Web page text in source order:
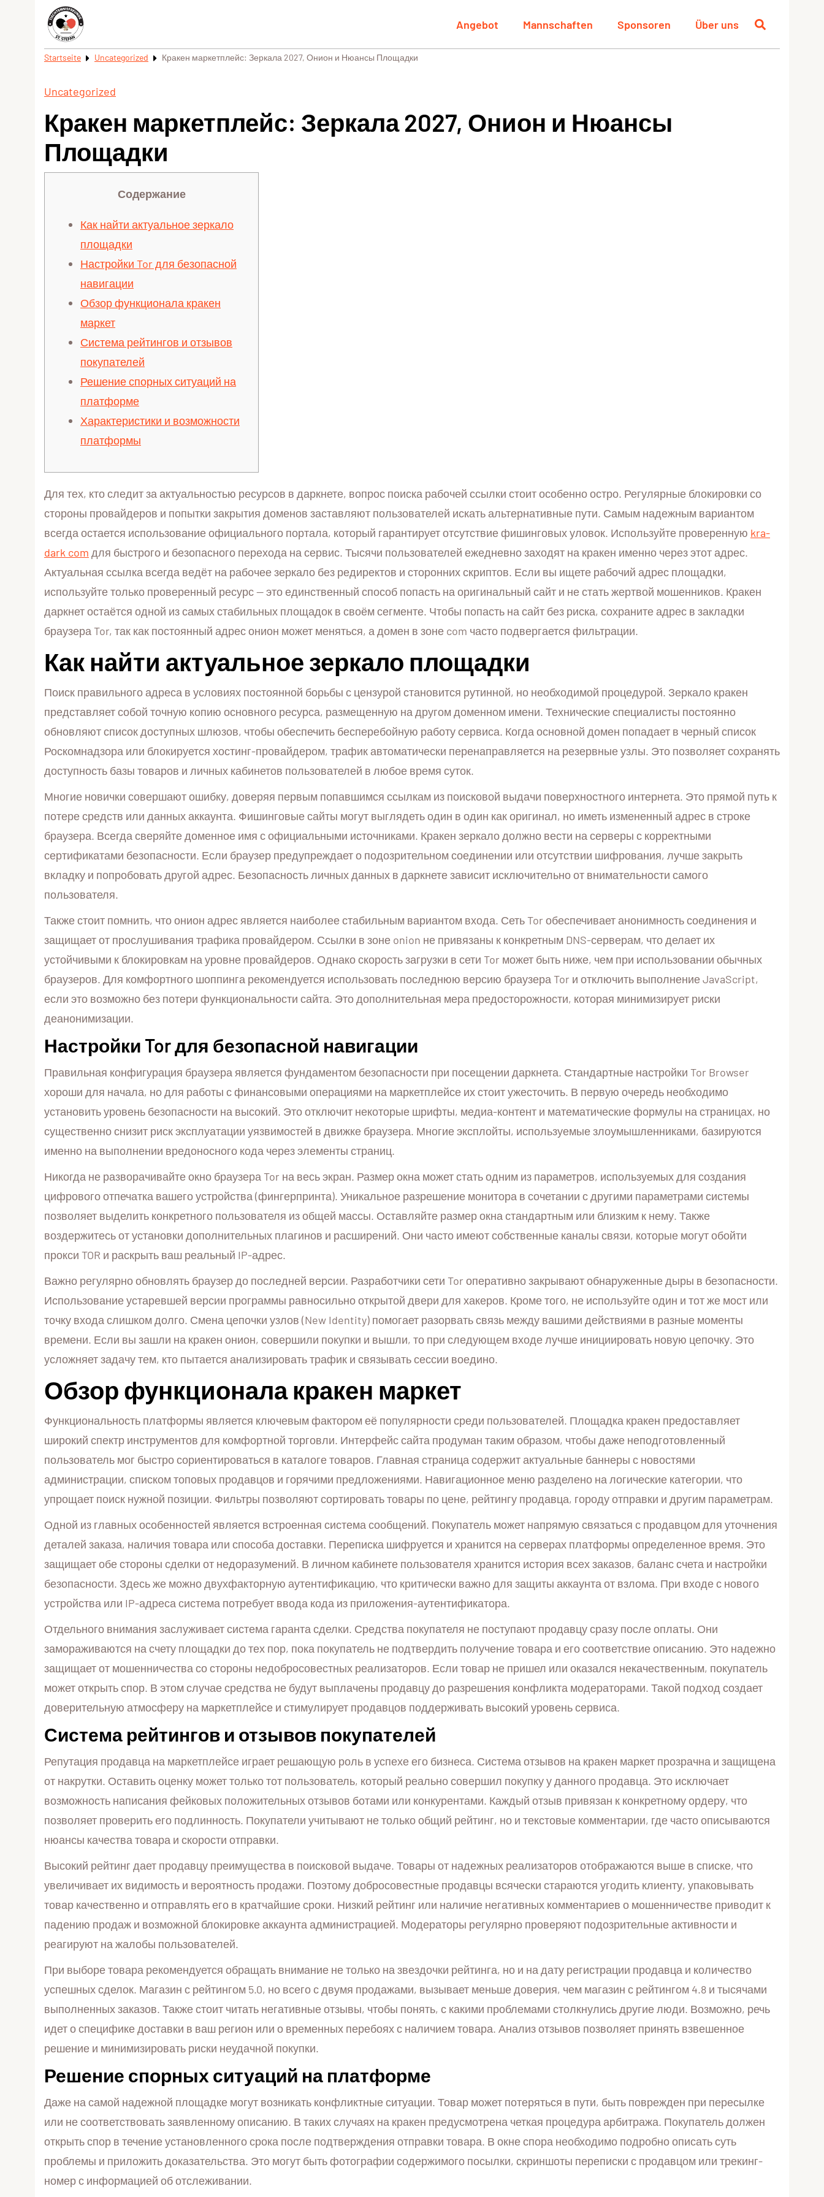
Angebot Mannschaften Sponsoren Über uns
Startseite Uncategorized Кракен маркетплейс: Зеркала 2027, Онион и Нюансы Площадки
Uncategorized
Кракен маркетплейс: Зеркала 2027, Онион и Нюансы
Площадки
Содержание
Как найти актуальное зеркало
площадки
Настройки Tor для безопасной
навигации
Обзор функционала кракен
маркет
Система рейтингов и отзывов
покупателей
Решение спорных ситуаций на
платформе
Характеристики и возможности
платформы
Для тех, кто следит за актуальностью ресурсов в даркнете, вопрос поиска рабочей ссылки стоит особенно остро. Регулярные блокировки со
стороны провайдеров и попытки закрытия доменов заставляют пользователей искать альтернативные пути. Самым надежным вариантом
всегда остается использование официального портала, который гарантирует отсутствие фишинговых уловок. Используйте проверенную kra-
dark com для быстрого и безопасного перехода на сервис. Тысячи пользователей ежедневно заходят на кракен именно через этот адрес.
Актуальная ссылка всегда ведёт на рабочее зеркало без редиректов и сторонних скриптов. Если вы ищете рабочий адрес площадки,
используйте только проверенный ресурс — это единственный способ попасть на оригинальный сайт и не стать жертвой мошенников. Кракен
даркнет остаётся одной из самых стабильных площадок в своём сегменте. Чтобы попасть на сайт без риска, сохраните адрес в закладки
браузера Tor, так как постоянный адрес онион может меняться, а домен в зоне com часто подвергается фильтрации.
Как найти актуальное зеркало площадки
Поиск правильного адреса в условиях постоянной борьбы с цензурой становится рутинной, но необходимой процедурой. Зеркало кракен
представляет собой точную копию основного ресурса, размещенную на другом доменном имени. Технические специалисты постоянно
обновляют список доступных шлюзов, чтобы обеспечить бесперебойную работу сервиса. Когда основной домен попадает в черный список
Роскомнадзора или блокируется хостинг-провайдером, трафик автоматически перенаправляется на резервные узлы. Это позволяет сохранять
доступность базы товаров и личных кабинетов пользователей в любое время суток.
Многие новички совершают ошибку, доверяя первым попавшимся ссылкам из поисковой выдачи поверхностного интернета. Это прямой путь к
потере средств или данных аккаунта. Фишинговые сайты могут выглядеть один в один как оригинал, но иметь измененный адрес в строке
браузера. Всегда сверяйте доменное имя с официальными источниками. Кракен зеркало должно вести на серверы с корректными
сертификатами безопасности. Если браузер предупреждает о подозрительном соединении или отсутствии шифрования, лучше закрыть
вкладку и попробовать другой адрес. Безопасность личных данных в даркнете зависит исключительно от внимательности самого
пользователя.
Также стоит помнить, что онион адрес является наиболее стабильным вариантом входа. Сеть Tor обеспечивает анонимность соединения и
защищает от прослушивания трафика провайдером. Ссылки в зоне onion не привязаны к конкретным DNS-серверам, что делает их
устойчивыми к блокировкам на уровне провайдеров. Однако скорость загрузки в сети Tor может быть ниже, чем при использовании обычных
браузеров. Для комфортного шоппинга рекомендуется использовать последнюю версию браузера Tor и отключить выполнение JavaScript,
если это возможно без потери функциональности сайта. Это дополнительная мера предосторожности, которая минимизирует риски
деанонимизации.
Настройки Tor для безопасной навигации
Правильная конфигурация браузера является фундаментом безопасности при посещении даркнета. Стандартные настройки Tor Browser
хороши для начала, но для работы с финансовыми операциями на маркетплейсе их стоит ужесточить. В первую очередь необходимо
установить уровень безопасности на высокий. Это отключит некоторые шрифты, медиа-контент и математические формулы на страницах, но
существенно снизит риск эксплуатации уязвимостей в движке браузера. Многие эксплойты, используемые злоумышленниками, базируются
именно на выполнении вредоносного кода через элементы страниц.
Никогда не разворачивайте окно браузера Tor на весь экран. Размер окна может стать одним из параметров, используемых для создания
цифрового отпечатка вашего устройства (фингерпринта). Уникальное разрешение монитора в сочетании с другими параметрами системы
позволяет выделить конкретного пользователя из общей массы. Оставляйте размер окна стандартным или близким к нему. Также
воздержитесь от установки дополнительных плагинов и расширений. Они часто имеют собственные каналы связи, которые могут обойти
прокси TOR и раскрыть ваш реальный IP-адрес.
Важно регулярно обновлять браузер до последней версии. Разработчики сети Tor оперативно закрывают обнаруженные дыры в безопасности.
Использование устаревшей версии программы равносильно открытой двери для хакеров. Кроме того, не используйте один и тот же мост или
точку входа слишком долго. Смена цепочки узлов (New Identity) помогает разорвать связь между вашими действиями в разные моменты
времени. Если вы зашли на кракен онион, совершили покупки и вышли, то при следующем входе лучше инициировать новую цепочку. Это
усложняет задачу тем, кто пытается анализировать трафик и связывать сессии воедино.
Обзор функционала кракен маркет
Функциональность платформы является ключевым фактором её популярности среди пользователей. Площадка кракен предоставляет
широкий спектр инструментов для комфортной торговли. Интерфейс сайта продуман таким образом, чтобы даже неподготовленный
пользователь мог быстро сориентироваться в каталоге товаров. Главная страница содержит актуальные баннеры с новостями
администрации, списком топовых продавцов и горячими предложениями. Навигационное меню разделено на логические категории, что
упрощает поиск нужной позиции. Фильтры позволяют сортировать товары по цене, рейтингу продавца, городу отправки и другим параметрам.
Одной из главных особенностей является встроенная система сообщений. Покупатель может напрямую связаться с продавцом для уточнения
деталей заказа, наличия товара или способа доставки. Переписка шифруется и хранится на серверах платформы определенное время. Это
защищает обе стороны сделки от недоразумений. В личном кабинете пользователя хранится история всех заказов, баланс счета и настройки
безопасности. Здесь же можно двухфакторную аутентификацию, что критически важно для защиты аккаунта от взлома. При входе с нового
устройства или IP-адреса система потребует ввода кода из приложения-аутентификатора.
Отдельного внимания заслуживает система гаранта сделки. Средства покупателя не поступают продавцу сразу после оплаты. Они
замораживаются на счету площадки до тех пор, пока покупатель не подтвердить получение товара и его соответствие описанию. Это надежно
защищает от мошенничества со стороны недобросовестных реализаторов. Если товар не пришел или оказался некачественным, покупатель
может открыть спор. В этом случае средства не будут выплачены продавцу до разрешения конфликта модераторами. Такой подход создает
доверительную атмосферу на маркетплейсе и стимулирует продавцов поддерживать высокий уровень сервиса.
Система рейтингов и отзывов покупателей
Репутация продавца на маркетплейсе играет решающую роль в успехе его бизнеса. Система отзывов на кракен маркет прозрачна и защищена
от накрутки. Оставить оценку может только тот пользователь, который реально совершил покупку у данного продавца. Это исключает
возможность написания фейковых положительных отзывов ботами или конкурентами. Каждый отзыв привязан к конкретному ордеру, что
позволяет проверить его подлинность. Покупатели учитывают не только общий рейтинг, но и текстовые комментарии, где часто описываются
нюансы качества товара и скорости отправки.
Высокий рейтинг дает продавцу преимущества в поисковой выдаче. Товары от надежных реализаторов отображаются выше в списке, что
увеличивает их видимость и вероятность продажи. Поэтому добросовестные продавцы всячески стараются угодить клиенту, упаковывать
товар качественно и отправлять его в кратчайшие сроки. Низкий рейтинг или наличие негативных комментариев о мошенничестве приводит к
падению продаж и возможной блокировке аккаунта администрацией. Модераторы регулярно проверяют подозрительные активности и
реагируют на жалобы пользователей.
При выборе товара рекомендуется обращать внимание не только на звездочки рейтинга, но и на дату регистрации продавца и количество
успешных сделок. Магазин с рейтингом 5.0, но всего с двумя продажами, вызывает меньше доверия, чем магазин с рейтингом 4.8 и тысячами
выполненных заказов. Также стоит читать негативные отзывы, чтобы понять, с какими проблемами столкнулись другие люди. Возможно, речь
идет о специфике доставки в ваш регион или о временных перебоях с наличием товара. Анализ отзывов позволяет принять взвешенное
решение и минимизировать риски неудачной покупки.
Решение спорных ситуаций на платформе
Даже на самой надежной площадке могут возникать конфликтные ситуации. Товар может потеряться в пути, быть поврежден при пересылке
или не соответствовать заявленному описанию. В таких случаях на кракен предусмотрена четкая процедура арбитража. Покупатель должен
открыть спор в течение установленного срока после подтверждения отправки товара. В окне спора необходимо подробно описать суть
проблемы и приложить доказательства. Это могут быть фотографии содержимого посылки, скриншоты переписки с продавцом или трекинг-
номер с информацией об отслеживании.